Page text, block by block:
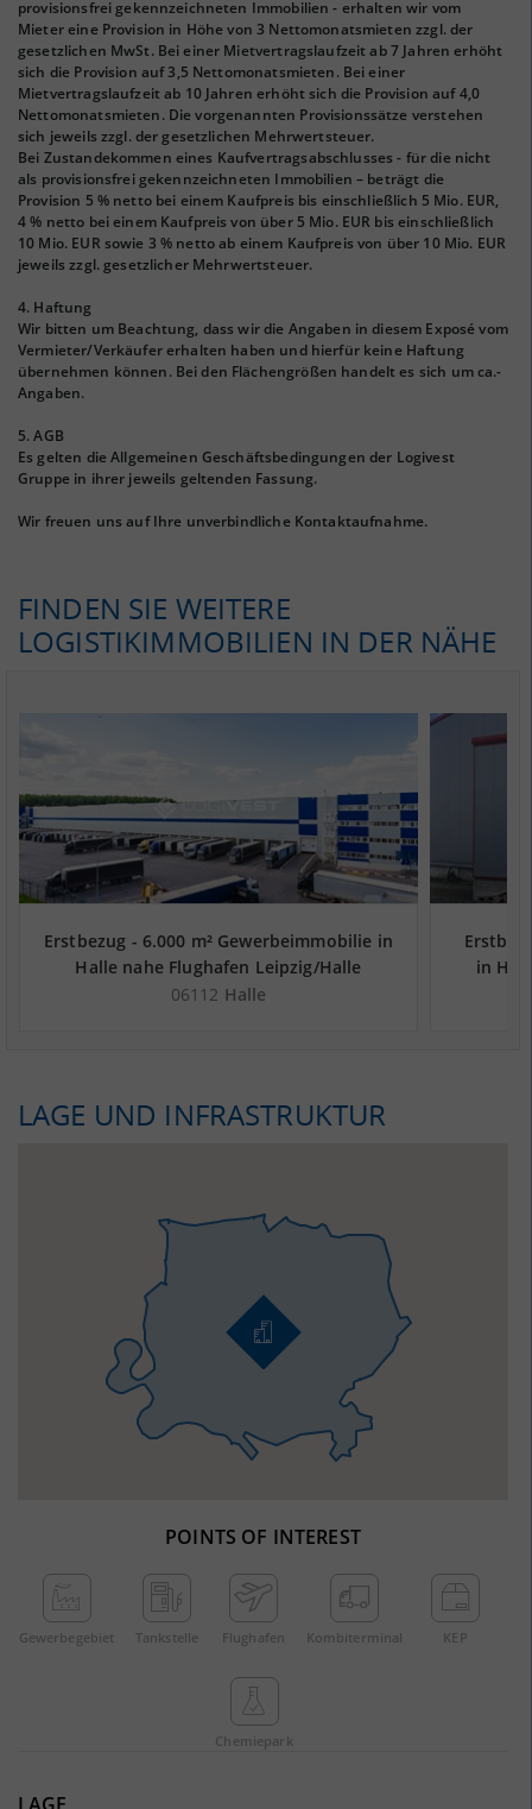
provisionsfrei gekennzeichneten Immobilien - erhalten wir vom
Mieter eine Provision in Höhe von 3 Nettomonatsmieten zzgl. der
gesetzlichen MwSt. Bei einer Mietvertragslaufzeit ab 7 Jahren erhöht
sich die Provision auf 3,5 Nettomonatsmieten. Bei einer
Mietvertragslaufzeit ab 10 Jahren erhöht sich die Provision auf 4,0
Nettomonatsmieten. Die vorgenannten Provisionssätze verstehen
sich jeweils zzgl. der gesetzlichen Mehrwertsteuer.
Bei Zustandekommen eines Kaufvertragsabschlusses - für die nicht
als provisionsfrei gekennzeichneten Immobilien – beträgt die
Provision 5 % netto bei einem Kaufpreis bis einschließlich 5 Mio. EUR,
4 % netto bei einem Kaufpreis von über 5 Mio. EUR bis einschließlich
10 Mio. EUR sowie 3 % netto ab einem Kaufpreis von über 10 Mio. EUR
jeweils zzgl. gesetzlicher Mehrwertsteuer.
4. Haftung
Wir bitten um Beachtung, dass wir die Angaben in diesem Exposé vom
Vermieter/Verkäufer erhalten haben und hierfür keine Haftung
übernehmen können. Bei den Flächengrößen handelt es sich um ca.-
Angaben.
5. AGB
Es gelten die Allgemeinen Geschäftsbedingungen der Logivest
Gruppe in ihrer jeweils geltenden Fassung.
Wir freuen uns auf Ihre unverbindliche Kontaktaufnahme.
FINDEN SIE WEITERE
LOGISTIKIMMOBILIEN IN DER NÄHE
Erstbezug - 6.000 m² Gewerbeimmobilie in
Halle nahe Flughafen Leipzig/Halle
06112 Halle
in
LAGE UND INFRASTRUKTUR
POINTS OF INTEREST
Gewerbe­gebiet Tankstelle Flughafen Kombi­terminal KEP
Chemie­park